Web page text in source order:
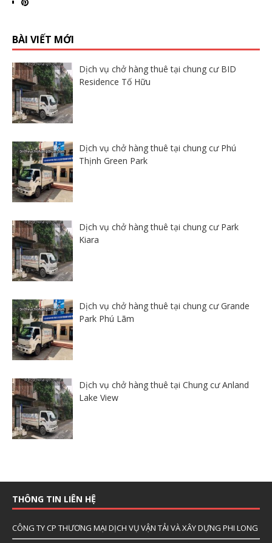
BÀI VIẾT MỚI
Dịch vụ chở hàng thuê tại chung cư BID
Residence Tố Hữu
Dịch vụ chở hàng thuê tại chung cư Phú
Thịnh Green Park
Dịch vụ chở hàng thuê tại chung cư Park
Kiara
Dịch vụ chở hàng thuê tại chung cư Grande
Park Phú Lãm
Dịch vụ chở hàng thuê tại Chung cư Anland
Lake View
THÔNG TIN LIÊN HỆ
CÔNG TY CP THƯƠNG MẠI DỊCH VỤ VẬN TẢI VÀ XÂY DỰNG PHI LONG